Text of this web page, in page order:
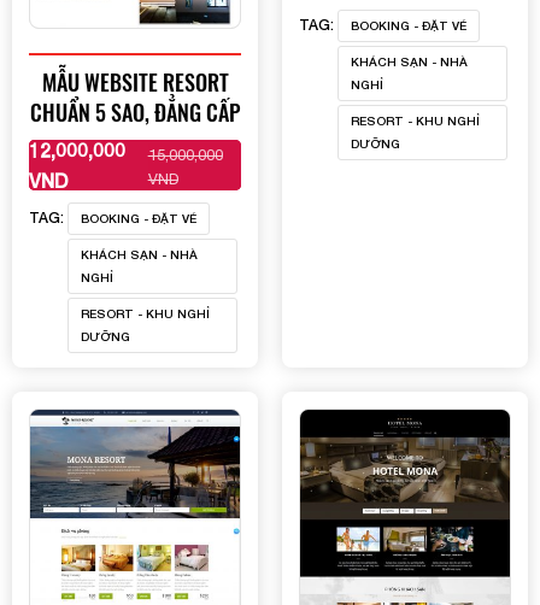
MẪU WEBSITE RESORT
CHUẨN 5 SAO, ĐẲNG CẤP
12,000,000
VND
15,000,000
VND
XEM THÊM
TAG: BOOKING - ĐẶT VÉ
KHÁCH SẠN - NHÀ
NGHỈ
RESORT - KHU NGHỈ
DƯỠNG
TAG: BOOKING - ĐẶT VÉ
KHÁCH SẠN - NHÀ
NGHỈ
RESORT - KHU NGHỈ
DƯỠNG